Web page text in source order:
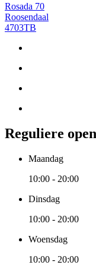
Rosada 70
Roosendaal
4703TB
Reguliere
Maandag
10:00 - 20:00
Dinsdag
10:00 - 20:00
Woensdag
10:00 - 20:00